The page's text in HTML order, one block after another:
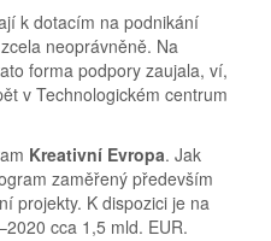
k dotacím na podnikání
neoprávněně. Na
forma podpory zaujala, ví,
v Technologickém centrum
Kreativní Evropa. Jak
zaměřený především
projekty. K dispozici je na
cca 1,5 mld. EUR.